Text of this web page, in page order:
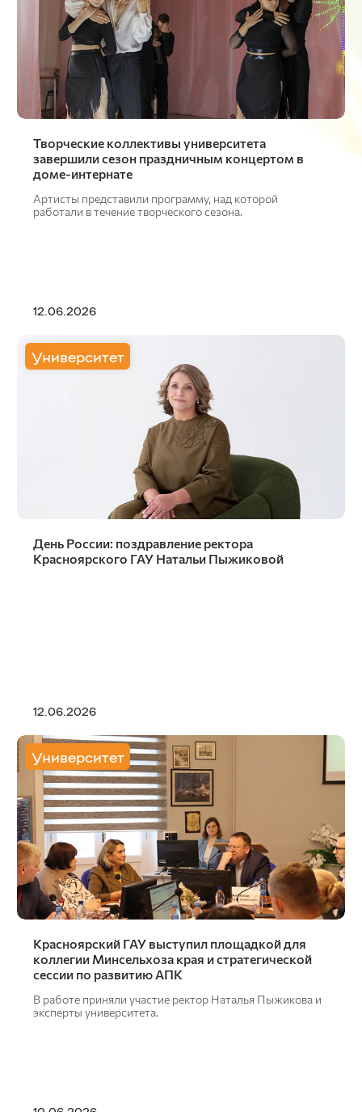
Творческие коллективы университета
завершили сезон праздничным концертом в
доме-интернате
Артисты представили программу, над которой
работали в течение творческого сезона.
12.06.2026
Университет
День России: поздравление ректора
Красноярского ГАУ Натальи Пыжиковой
12.06.2026
Университет
Красноярский ГАУ выступил площадкой для
коллегии Минсельхоза края и стратегической
сессии по развитию АПК
В работе приняли участие ректор Наталья Пыжикова и
эксперты университета.